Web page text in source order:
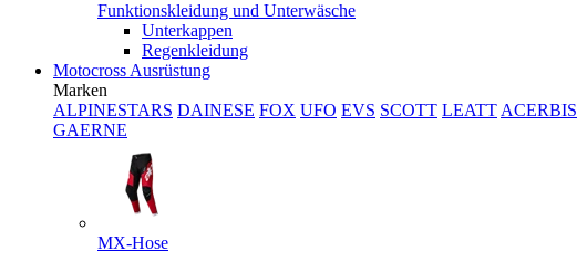
Funktionskleidung und Unterwäsche
Unterkappen
Regenkleidung
Motocross Ausrüstung
Marken
ALPINESTARS DAINESE FOX UFO EVS SCOTT LEATT ACERBIS
GAERNE
MX-Hose